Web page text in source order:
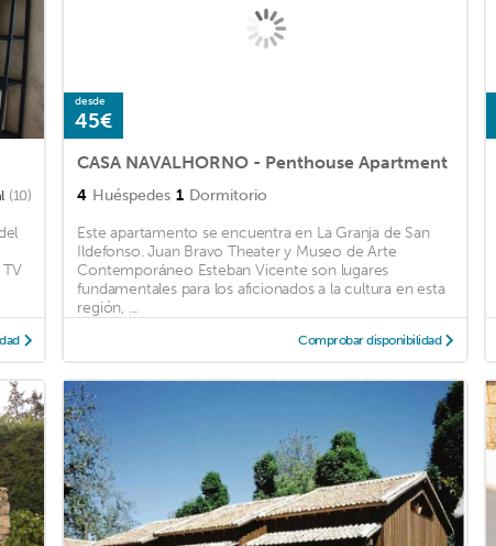
(10)
desde
45€
CASA NAVALHORNO - Penthouse Apartment
4 Huéspedes 1 Dormitorio
Este apartamento se encuentra en La Granja de San
Ildefonso. Juan Bravo Theater y Museo de Arte
Contemporáneo Esteban Vicente son lugares
fundamentales para los aficionados a la cultura en esta
región, ...
Comprobar disponibilidad